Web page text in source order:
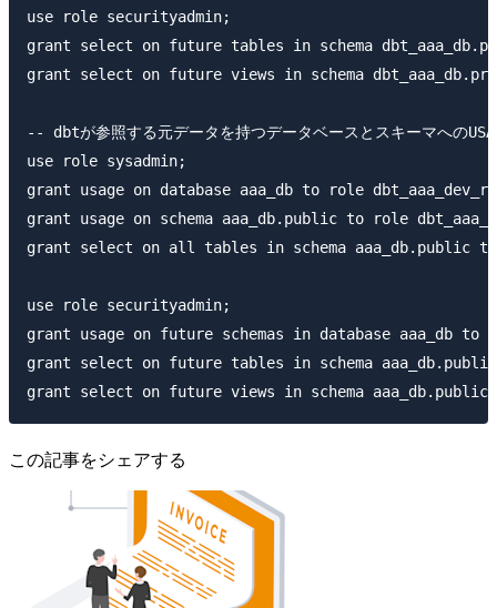
use role securityadmin;
grant select on future tables in schema
grant select on future views in schema
-- dbtが参照する元データを持つデータベースとスキーマへの
use role sysadmin;
grant usage on database aaa_db to role
grant usage on schema aaa_db.public to role
grant select on all tables in schema aaa_db.public
use role securityadmin;
grant usage on future schemas in database aaa_db to
grant select on future tables in schema
この記事をシェアする